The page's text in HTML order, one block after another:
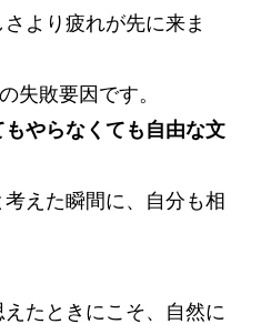
より疲れが先に来ま
失敗要因です。
もやらなくても自由な文
考えた瞬間に、自分も相
たときにこそ、自然に